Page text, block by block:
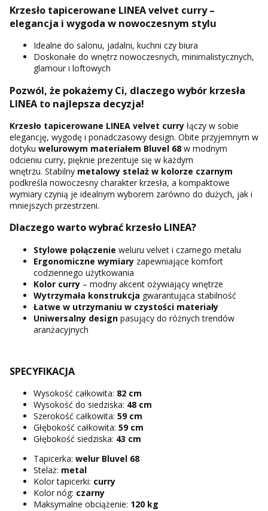
Krzesło tapicerowane LINEA velvet curry –
elegancja i wygoda w nowoczesnym stylu
Idealne do salonu, jadalni, kuchni czy biura
Doskonałe do wnętrz nowoczesnych, minimalistycznych,
glamour i loftowych
Pozwól, że pokażemy Ci, dlaczego wybór krzesła
LINEA to najlepsza decyzja!
Krzesło tapicerowane LINEA velvet curry łączy w sobie
elegancję, wygodę i ponadczasowy design. Obite przyjemnym w
dotyku welurowym materiałem Bluvel 68 w modnym
odcieniu curry, pięknie prezentuje się w każdym
wnętrzu. Stabilny metalowy stelaż w kolorze czarnym
podkreśla nowoczesny charakter krzesła, a kompaktowe
wymiary czynią je idealnym wyborem zarówno do dużych, jak i
mniejszych przestrzeni.
Dlaczego warto wybrać krzesło LINEA?
Stylowe połączenie weluru velvet i czarnego metalu
Ergonomiczne wymiary zapewniające komfort
codziennego użytkowania
Kolor curry – modny akcent ożywiający wnętrze
Wytrzymała konstrukcja gwarantująca stabilność
Łatwe w utrzymaniu w czystości materiały
Uniwersalny design pasujący do różnych trendów
aranżacyjnych
SPECYFIKACJA
Wysokość całkowita: 82 cm
Wysokość do siedziska: 48 cm
Szerokość całkowita: 59 cm
Głębokość całkowita: 59 cm
Głębokość siedziska: 43 cm
Tapicerka: welur Bluvel 68
Stelaż: metal
Kolor tapicerki: curry
Kolor nóg: czarny
Maksymalne obciążenie: 120 kg